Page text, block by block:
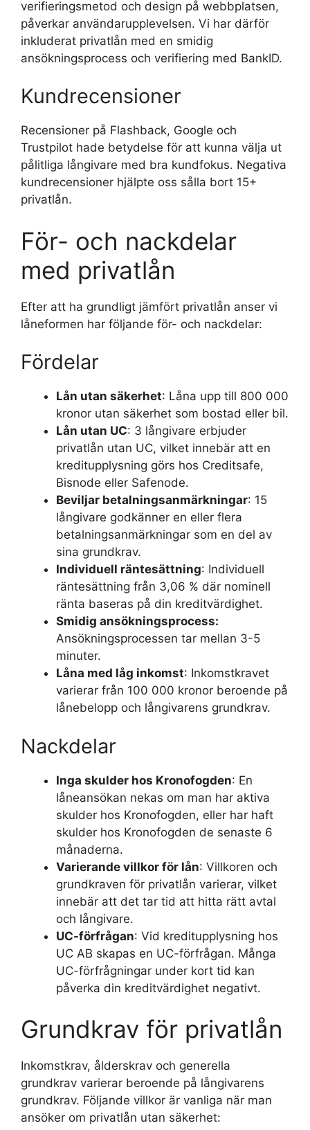
verifieringsmetod och design på webbplatsen,
påverkar användarupplevelsen. Vi har därför
inkluderat privatlån med en smidig
ansökningsprocess och verifiering med BankID.
Kundrecensioner
Recensioner på Flashback, Google och
Trustpilot hade betydelse för att kunna välja ut
pålitliga långivare med bra kundfokus. Negativa
kundrecensioner hjälpte oss sålla bort 15+
privatlån.
För- och nackdelar
med privatlån
Efter att ha grundligt jämfört privatlån anser vi
låneformen har följande för- och nackdelar:
Fördelar
Lån utan säkerhet: Låna upp till 800 000
kronor utan säkerhet som bostad eller bil.
Lån utan UC: 3 långivare erbjuder
privatlån utan UC, vilket innebär att en
kreditupplysning görs hos Creditsafe,
Bisnode eller Safenode.
Beviljar betalningsanmärkningar: 15
långivare godkänner en eller flera
betalningsanmärkningar som en del av
sina grundkrav.
Individuell räntesättning: Individuell
räntesättning från 3,06 % där nominell
ränta baseras på din kreditvärdighet.
Smidig ansökningsprocess:
Ansökningsprocessen tar mellan 3-5
minuter.
Låna med låg inkomst: Inkomstkravet
varierar från 100 000 kronor beroende på
lånebelopp och långivarens grundkrav.
Nackdelar
Inga skulder hos Kronofogden: En
låneansökan nekas om man har aktiva
skulder hos Kronofogden, eller har haft
skulder hos Kronofogden de senaste 6
månaderna.
Varierande villkor för lån: Villkoren och
grundkraven för privatlån varierar, vilket
innebär att det tar tid att hitta rätt avtal
och långivare.
UC-förfrågan: Vid kreditupplysning hos
UC AB skapas en UC-förfrågan. Många
UC-förfrågningar under kort tid kan
påverka din kreditvärdighet negativt.
Grundkrav för privatlån
Inkomstkrav, ålderskrav och generella
grundkrav varierar beroende på långivarens
grundkrav. Följande villkor är vanliga när man
ansöker om privatlån utan säkerhet: